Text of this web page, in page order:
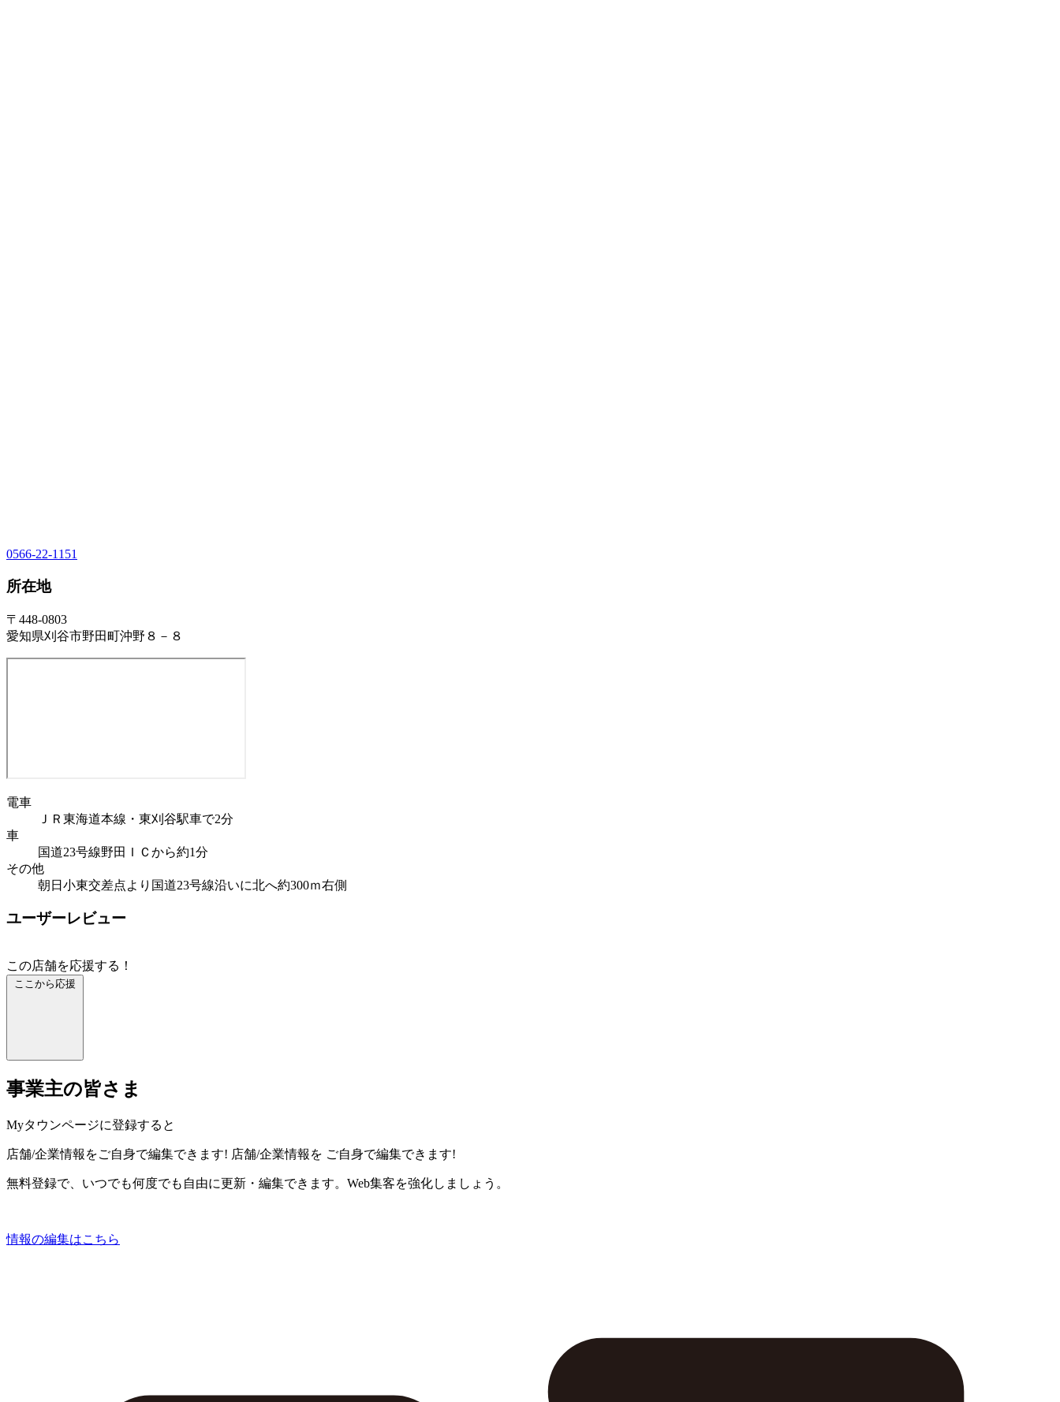
0566-22-1151
所在地
〒448-0803
愛知県刈谷市野田町沖野８－８
電車
ＪＲ東海道本線・東刈谷駅車で2分
車
国道23号線野田ＩＣから約1分
その他
朝日小東交差点より国道23号線沿いに北へ約300ｍ右側
ユーザーレビュー
この店舗を応援する！
ここから応援
事業主の皆さま
Myタウンページに登録すると
店舗/企業情報をご自身で編集できます! 店舗/企業情報を ご自身で編集できます!
無料登録で、いつでも何度でも自由に更新・編集できます。Web集客を強化しましょう。
情報の編集はこちら